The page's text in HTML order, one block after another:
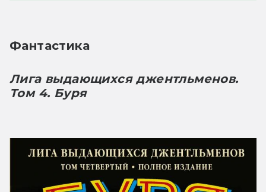
Фантастика
Лига выдающихся джентльменов.
Том 4. Буря